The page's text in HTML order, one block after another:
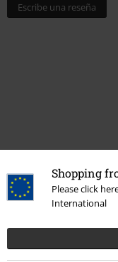
Shopping
Please click
International
Escribe una reseña
Más categorías. Más
Entretenimiento